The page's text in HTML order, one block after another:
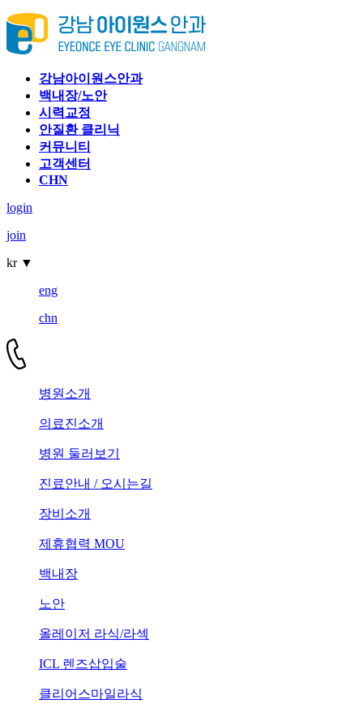
강남아이원스안과
백내장/노안
시력교정
안질환 클리닉
커뮤니티
고객센터
CHN
login
join
kr ▼
eng
chn
병원소개
의료진소개
병원 둘러보기
진료안내 / 오시는길
장비소개
제휴협력 MOU
백내장
노안
올레이저 라식/라섹
ICL 렌즈삽입술
클리어스마일라식